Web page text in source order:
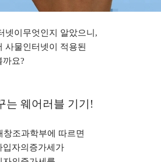
넷이무엇인지 알았으니 ,
사물인터넷이 적용된
까요?
는 웨어러블 기기 !
창조과학부에 따르면
입자의증가세가